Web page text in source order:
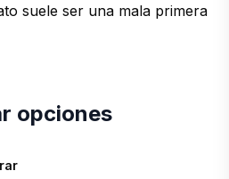
suele ser una mala primera
opciones